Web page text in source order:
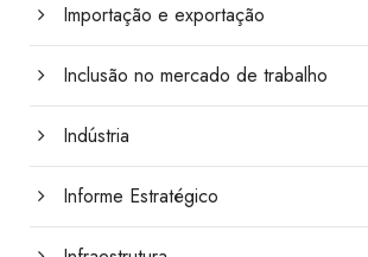
Importação e exportação
Inclusão no mercado de trabalho
Indústria
Informe Estratégico